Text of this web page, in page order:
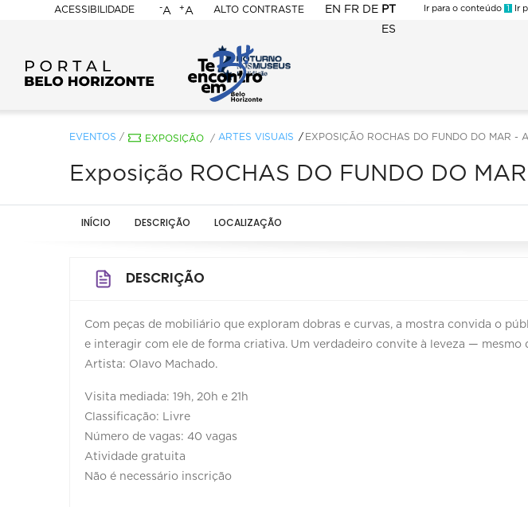
ACESSIBILIDADE
BELO
-A +A ALTO CONTRASTE EN FR DE PT
ES
Ir para o conteúdo 1 Ir
EVENTOS / EXPOSIÇÃO / ARTES VISUAIS EXPOSIÇÃO ROCHAS DO FUNDO DO MAR -
Exposição ROCHAS DO FUNDO DO
INÍCIO DESCRIÇÃO LOCALIZAÇÃO
DESCRIÇÃO
Com peças de mobiliário que exploram dobras e curvas, a mostra convida o
e interagir com ele de forma criativa. Um verdadeiro convite à leveza — mesmo
Artista: Olavo Machado.
Visita mediada: 19h, 20h e 21h
Classificação: Livre
Número de vagas: 40 vagas
Atividade gratuita
Não é necessário inscrição